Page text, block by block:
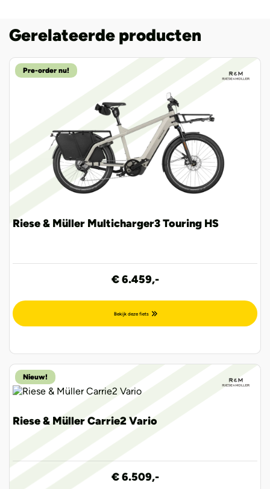
Gerelateerde producten
Riese & Müller Multicharger3 Touring HS
€ 6.459,-
Bekijk deze fiets
Pre-order nu!
Riese & Müller Carrie2 Vario
€ 6.509,-
Nieuw!